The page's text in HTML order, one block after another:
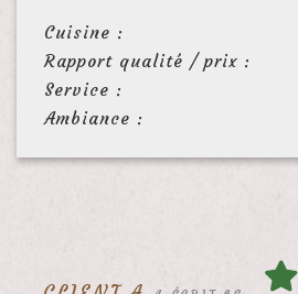
Cuisine :
Rapport qualité / prix :
Service :
Ambiance :